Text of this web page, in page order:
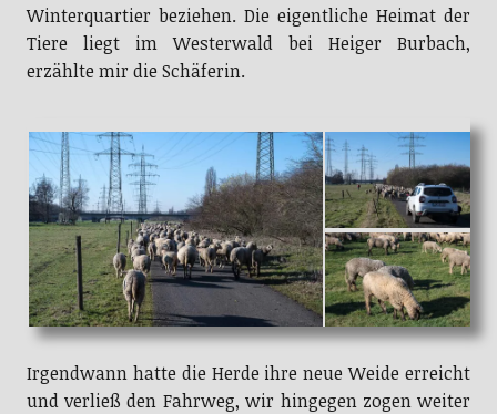
Winterquartier beziehen. Die eigentliche Heimat der
Tiere liegt im Westerwald bei Heiger Burbach,
erzählte mir die Schäferin.
Irgendwann hatte die Herde ihre neue Weide erreicht
und verließ den Fahrweg, wir hingegen zogen weiter